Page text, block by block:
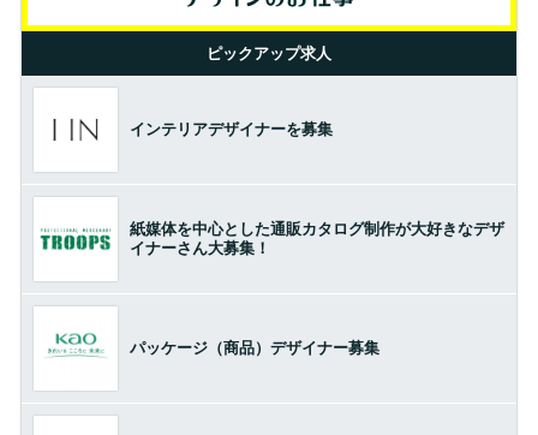
ピックアップ求人
インテリアデザイナーを募集
紙媒体を中心とした通販カタログ制作が大好きなデザ
イナーさん大募集！
パッケージ（商品）デザイナー募集